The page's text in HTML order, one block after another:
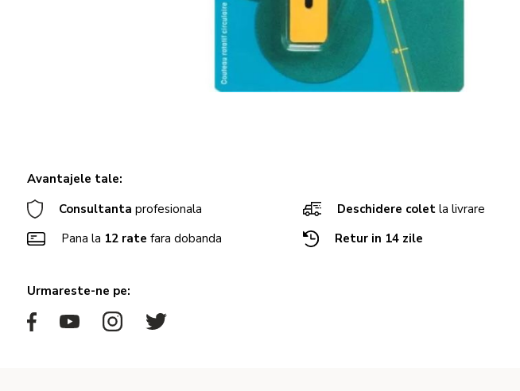
Avantajele tale:
Consultanta profesionala Deschidere colet la livrare
Pana la 12 rate fara dobanda Retur in 14 zile
Urmareste-ne pe: